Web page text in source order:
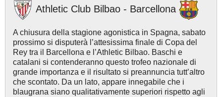
Athletic Club Bilbao - Barcellona
A chiusura della stagione agonistica in Spagna, sabato
prossimo si disputerà l’attesissima finale di Copa del
Rey tra il Barcellona e l’Athletic Bilbao. Baschi e
catalani si contenderanno questo trofeo nazionale di
grande importanza e il risultato si preannuncia tutt’altro
che scontato. Da un lato, appare innegabile che i
blaugrana siano qualitativamente superiori rispetto agli